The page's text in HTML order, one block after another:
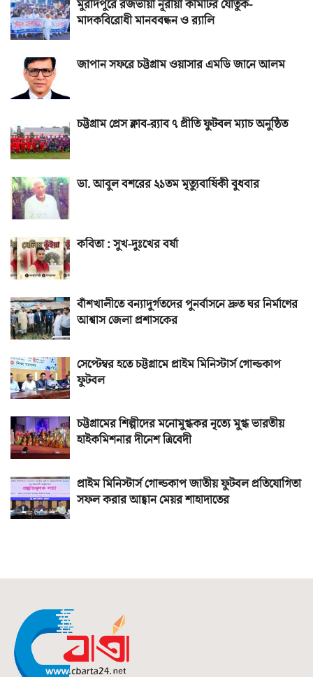
মুরাদপুরে রজভীয়া নূরীয়া কমিটির যৌতুক-
মাদকবিরোধী মানববন্ধন ও র‌্যালি
জাপান সফরে চট্টগ্রাম ওয়াসার এমডি জানে আলম
চট্টগ্রাম প্রেস ক্লাব-র‌্যাব ৭ প্রীতি ফুটবল ম্যাচ অনুষ্ঠিত
ডা. আবুল বশরের ২১তম মৃত্যুবার্ষিকী বুধবার
কবিতা : সুখ-দুঃখের বর্ষা
বাঁশখালীতে বন্যাদুর্গতদের পুনর্বাসনে দ্রুত ঘর নির্মাণের
আশ্বাস জেলা প্রশাসকের
সেপ্টেম্বর হতে চট্টগ্রামে প্রাইম মিনিস্টার্স গোল্ডকাপ
ফুটবল
চট্টগ্রামের শিল্পীদের মনোমুগ্ধকর নৃত্যে মুগ্ধ ভারতীয়
হাইকমিশনার দীনেশ ত্রিবেদী
প্রাইম মিনিস্টার্স গোল্ডকাপ জাতীয় ফুটবল প্রতিযোগিতা
সফল করার আহ্বান মেয়র শাহাদাতের